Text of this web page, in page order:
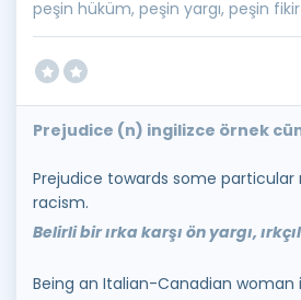
peşin hüküm, peşin yargı, peşin fikir
Prejudice (n) ingilizce örnek
Prejudice towards some particular
racism.
Belirli bir ırka karşı ön yargı,
Being an Italian-Canadian woman